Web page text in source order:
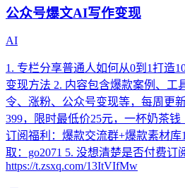
公众号爆文AI写作变现
AI
1. 专栏分享普通人如何从0到1打造
变现方法 2. 内容包含爆款案例、工
令、涨粉、公众号变现等，每周更
399，限时最低价25元，一杯奶茶钱
订阅福利：爆款交流群+爆款素材
取：go2071 5. 没想清楚是否付费订
https://t.zsxq.com/13ItVIfMw